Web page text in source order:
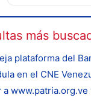
más
plataforma del
en el CNE